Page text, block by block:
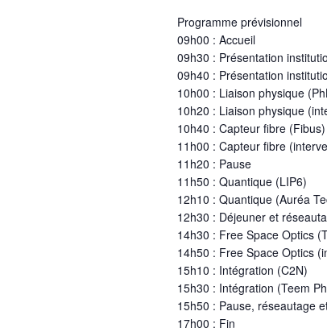
Programme prévisionnel
09h00 : Accueil
09h30 : Présentation
09h40 : Présentation
10h00 : Liaison physique
10h20 : Liaison physique
10h40 : Capteur fibre (Fibus)
11h00 : Capteur fibre
11h20 : Pause
11h50 : Quantique (LIP6)
12h10 : Quantique (Auréa
12h30 : Déjeuner et
14h30 : Free Space Optics
14h50 : Free Space Optics
15h10 : Intégration (C2N)
15h30 : Intégration (Teem
15h50 : Pause, réseautage
17h00 : Fin